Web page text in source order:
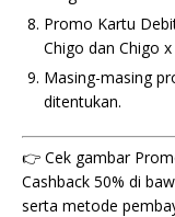
Promo Kartu
Chigo dan Chigo
Masing-masing
ditentukan.
👉 Cek gambar
Cashback 50% di
serta metode